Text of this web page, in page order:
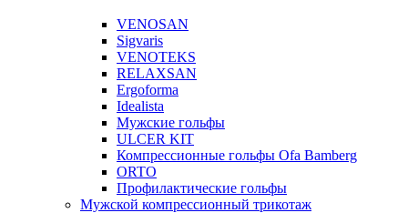
VENOSAN
Sigvaris
VENOTEKS
RELAXSAN
Ergoforma
Idealista
Мужские гольфы
ULCER KIT
Компрессионные гольфы Ofa Bamberg
ORTO
Профилактические гольфы
Мужской компрессионный трикотаж